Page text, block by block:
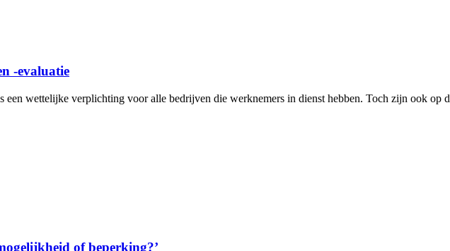
-evaluatie
wettelijke verplichting voor alle bedrijven die werknemers in dienst hebben. Toch zijn ook op
of beperking?’